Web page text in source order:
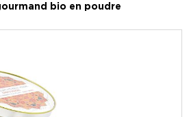
bio en poudre